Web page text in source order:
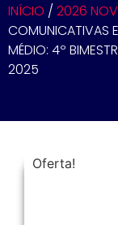
INÍCIO / 2026
COMUNICATIVAS
MÉDIO: 4º
2025
Oferta!